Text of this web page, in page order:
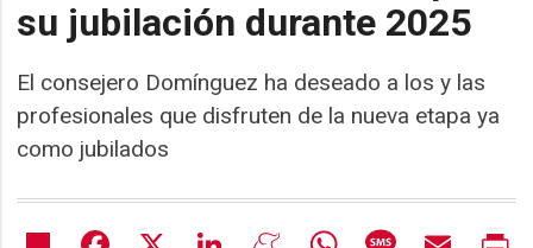
su jubilación durante 2025
El consejero Domínguez ha deseado a los y las
profesionales que disfruten de la nueva etapa ya
como jubilados
Share Facebook LinkedIn MeneameWhatsAppMessageEmail